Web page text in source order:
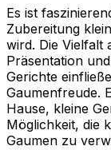
Es ist
Zubereitung
wird. Die Vielfalt
Präsentation
Gerichte
Gaumenfreude.
Hause, kleine
Möglichkeit, die
Gaumen zu